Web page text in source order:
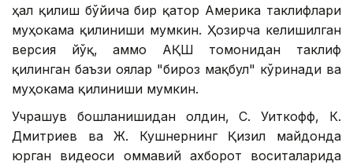
ҳал қилиш бўйича бир қатор Америка таклифлари
муҳокама қилиниши мумкин. Ҳозирча келишилган
версия йўқ, аммо АҚШ томонидан таклиф
қилинган баъзи ғоялар "бироз мақбул" кўринади ва
муҳокама қилиниши мумкин.
Учрашув бошланишидан олдин, С. Уиткофф, К.
Дмитриев ва Ж. Кушнернинг Қизил майдонда
юрган видеоси оммавий ахборот воситаларида